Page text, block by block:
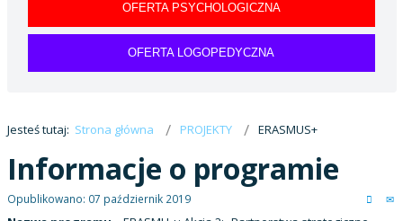
OFERTA PSYCHOLOGICZNA
OFERTA LOGOPEDYCZNA
Jesteś tutaj: Strona główna PROJEKTY ERASMUS+
Informacje o programie
Opublikowano: 07 październik 2019